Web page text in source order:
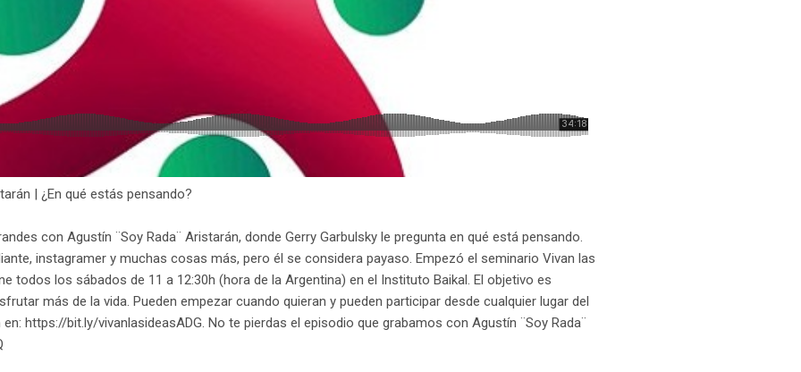
| ¿En qué estás pensando?
con Agustín ¨Soy Rada¨ Aristarán, donde Gerry Garbulsky le pregunta en qué está pensando.
instagramer y muchas cosas más, pero él se considera payaso. Empezó el seminario Vivan las
todos los sábados de 11 a 12:30h (hora de la Argentina) en el Instituto Baikal. El objetivo es
más de la vida. Pueden empezar cuando quieran y pueden participar desde cualquier lugar del
https://bit.ly/vivanlasideasADG. No te pierdas el episodio que grabamos con Agustín ¨Soy Rada¨